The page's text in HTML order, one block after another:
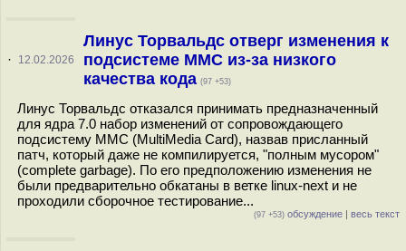
· 12.02.2026
Линус Торвальдс отверг изменения к
подсистеме MMC из-за низкого
качества кода (97 +53)
Линус Торвальдс отказался принимать предназначенный
для ядра 7.0 набор изменений от сопровождающего
подсистему MMC (MultiMedia Card), назвав присланный
патч, который даже не компилируется, "полным мусором"
(complete garbage). По его предположению изменения не
были предварительно обкатаны в ветке linux-next и не
проходили сборочное тестирование...
(97 +53) обсуждение | весь текст